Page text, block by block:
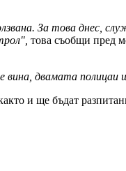
За това днес,
това съобщи пред
вина, двамата
и ще бъдат